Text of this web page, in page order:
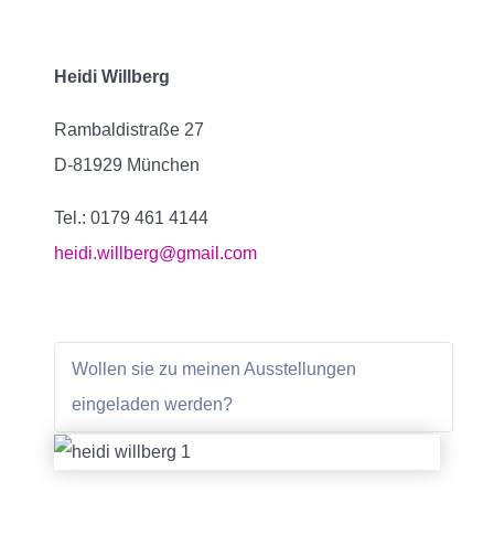
Heidi Willberg
Rambaldistraße 27
D-81929 München
Tel.: 0179 461 4144
heidi.willberg@gmail.com
Wollen sie zu meinen Ausstellungen
eingeladen werden?